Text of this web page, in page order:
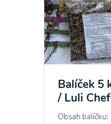
Balíček 5
/ Luli
Obsah balíčku: